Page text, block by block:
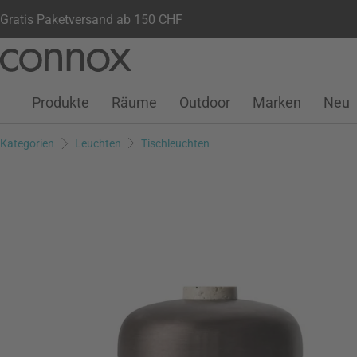
Gratis Paketversand ab 150 CHF
Seiteninhalt
Suchfeld
Kundenkonto
Wunschliste
Warenkorb
Produkte Räume Outdoor Marken Neu
Kategorien Leuchten Tischleuchten